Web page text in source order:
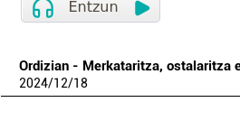
Ordizian - Merkataritza, ostalaritza
2024/12/18